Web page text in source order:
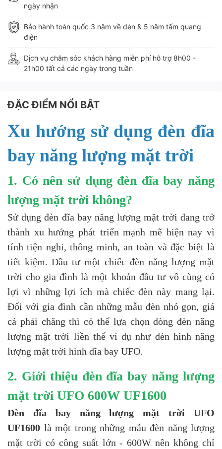
ngày nhận
Bảo hành toàn quốc 3 năm về đèn & 5 năm tấm quang
điện
Dịch vụ chăm sóc khách hàng miễn phí hỗ trợ 8h00 -
21h00 tất cả các ngày trong tuần
ĐẶC ĐIỂM NỔI BẬT
Xu hướng sử dụng đèn đĩa
bay năng lượng mặt trời
1. Có nên sử dụng đèn đĩa bay năng
lượng mặt trời không?
Sử dụng đèn đĩa bay năng lượng mặt trời đang trở
thành xu hướng phát triển mạnh mẽ hiện nay vì
tính tiện nghi, thông minh, an toàn và đặc biệt là
tiết kiệm. Đầu tư một chiếc đèn năng lượng mặt
trời cho gia đình là một khoản đầu tư vô cùng có
lợi vì những lợi ích mà chiếc đèn này mang lại.
Đối với gia đình cần những mẫu đèn nhỏ gọn, giá
cả phải chăng thì có thể lựa chọn dòng đèn năng
lượng mặt trời liền thể ví dụ như đèn hình năng
lượng mặt trời hình đĩa bay UFO.
2. Giới thiệu đèn đĩa bay năng lượng
mặt trời UFO 600W UF1600
Đèn đĩa bay năng lượng mặt trời UFO
UF1600 là một trong những mẫu đèn năng lượng
mặt trời có công suất lớn - 600W nên không chỉ